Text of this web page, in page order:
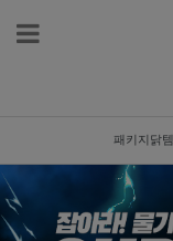
패키지닭템